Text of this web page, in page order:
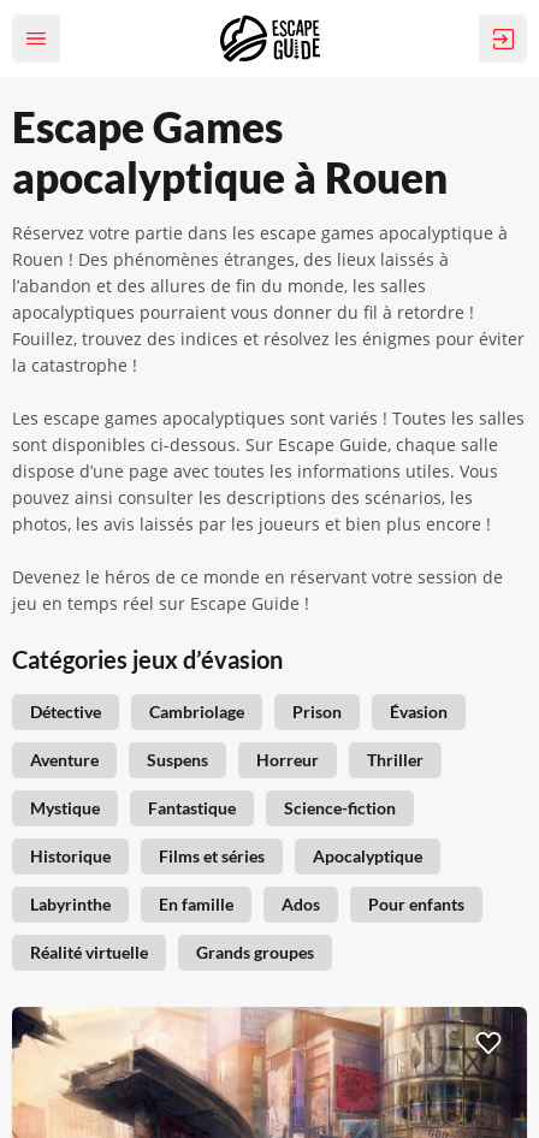
Escape Games
apocalyptique à Rouen
Réservez votre partie dans les escape games apocalyptique à
Rouen ! Des phénomènes étranges, des lieux laissés à
l’abandon et des allures de fin du monde, les salles
apocalyptiques pourraient vous donner du fil à retordre !
Fouillez, trouvez des indices et résolvez les énigmes pour éviter
la catastrophe !
Les escape games apocalyptiques sont variés ! Toutes les salles
sont disponibles ci-dessous. Sur Escape Guide, chaque salle
dispose d’une page avec toutes les informations utiles. Vous
pouvez ainsi consulter les descriptions des scénarios, les
photos, les avis laissés par les joueurs et bien plus encore !
Devenez le héros de ce monde en réservant votre session de
jeu en temps réel sur Escape Guide !
Catégories jeux d’évasion
Détective Cambriolage Prison Évasion
Aventure Suspens Horreur Thriller
Mystique Fantastique Science-fiction
Historique Films et séries Apocalyptique
Labyrinthe En famille Ados Pour enfants
Réalité virtuelle Grands groupes